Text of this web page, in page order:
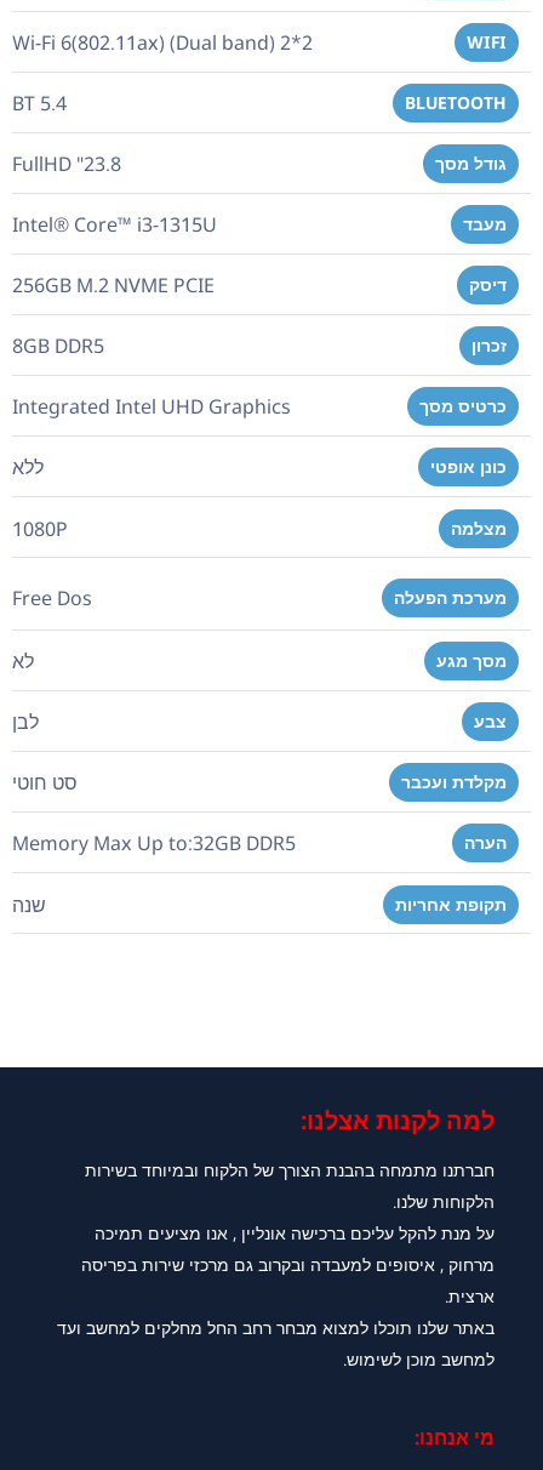
WIFI
Wi-Fi 6(802.11ax) (Dual band) 2*2
BLUETOOTH
BT 5.4
גודל מסך FullHD "23.8
מעבד Intel® Core™ i3-1315U
דיסק 256GB M.2 NVME PCIE
זכרון 8GB DDR5
כרטיס מסך Integrated Intel UHD Graphics
כונן אופטי ללא
מצלמה 1080P
מערכת הפעלה Free Dos
מסך מגע לא
צבע לבן
מקלדת ועכבר סט חוטי
הערה Memory Max Up to:32GB DDR5
תקופת אחריות שנה
למה לקנות אצלנו:​
חברתנו מתמחה בהבנת הצורך של הלקוח ובמיוחד בשירות
הלקוחות שלנו.
על מנת להקל עליכם ברכישה אונליין , אנו מציעים תמיכה
מרחוק , איסופים למעבדה ובקרוב גם מרכזי שירות בפריסה
ארצית.
באתר שלנו תוכלו למצוא מבחר רחב החל מחלקים למחשב ועד
למחשב מוכן לשימוש.
מי אנחנו: